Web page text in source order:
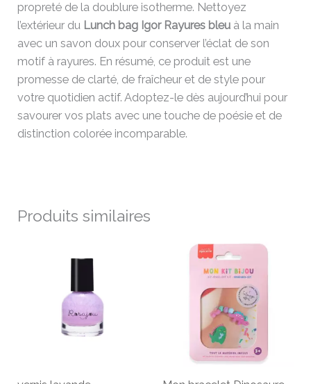
propreté de la doublure isotherme. Nettoyez
l’extérieur du Lunch bag Igor Rayures bleu à la main
avec un savon doux pour conserver l’éclat de son
motif à rayures. En résumé, ce produit est une
promesse de clarté, de fraîcheur et de style pour
votre quotidien actif. Adoptez-le dès aujourd’hui pour
savourer vos plats avec une touche de poésie et de
distinction colorée incomparable.
Produits similaires